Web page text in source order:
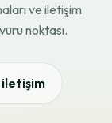
ve iletişim
noktası.